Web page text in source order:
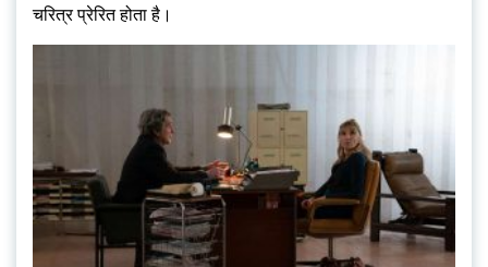
चरित्र प्रेरित होता है।